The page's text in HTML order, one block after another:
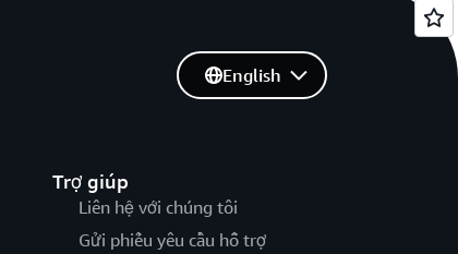
Trợ giúp
Liên hệ với chúng tôi
Gửi phiếu yêu cầu hỗ trợ
English